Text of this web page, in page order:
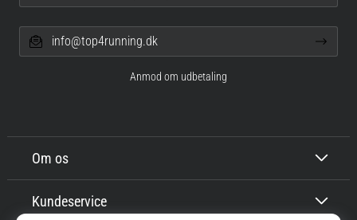
Om os
Kundeservice
info@top4running.dk
Anmod om udbetaling